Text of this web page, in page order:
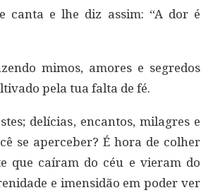
canta e lhe diz assim: “A dor é
mimos, amores e segredos
pela tua falta de fé.
delícias, encantos, milagres e
se aperceber? É hora de colher
que caíram do céu e vieram do
e imensidão em poder ver